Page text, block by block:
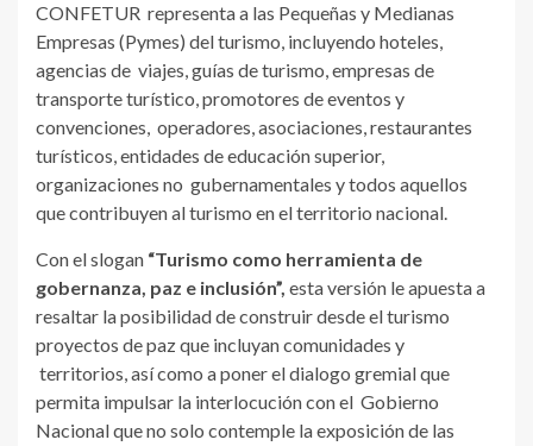
CONFETUR representa a las Pequeñas y Medianas
Empresas (Pymes) del turismo, incluyendo hoteles,
agencias de viajes, guías de turismo, empresas de
transporte turístico, promotores de eventos y
convenciones, operadores, asociaciones, restaurantes
turísticos, entidades de educación superior,
organizaciones no gubernamentales y todos aquellos
que contribuyen al turismo en el territorio nacional.
Con el slogan “Turismo como herramienta de
gobernanza, paz e inclusión”, esta versión le apuesta a
resaltar la posibilidad de construir desde el turismo
proyectos de paz que incluyan comunidades y
territorios, así como a poner el dialogo gremial que
permita impulsar la interlocución con el Gobierno
Nacional que no solo contemple la exposición de las